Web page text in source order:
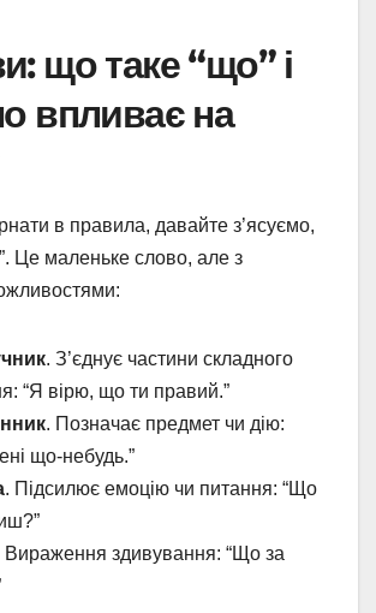
що таке “що” і
впливає на
в правила, давайте з’ясуємо,
Це маленьке слово, але з
. З’єднує частини складного
“Я вірю, що ти правий.”
. Позначає предмет чи дію:
що-небудь.”
. Підсилює емоцію чи питання: “Що
Вираження здивування: “Що за